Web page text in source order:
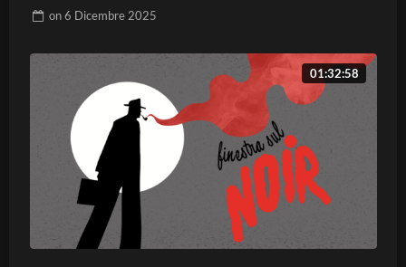
on6 Dicembre 2025
01:32:58